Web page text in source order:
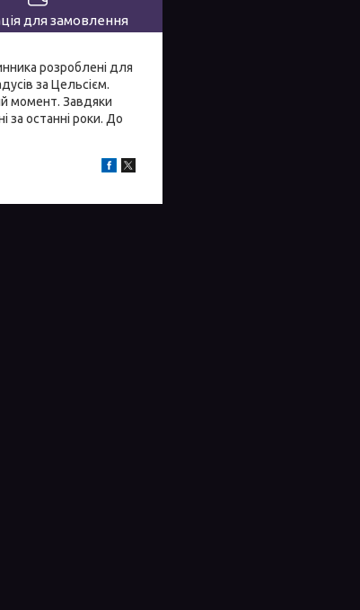
для замовлення
розроблені для
за Цельсієм.
момент. Завдяки
за останні роки. До